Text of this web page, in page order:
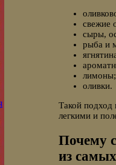
свежие
сыры,
рыба и
лимоны;
оливки.
Такой подход
легкими и
Почему
из